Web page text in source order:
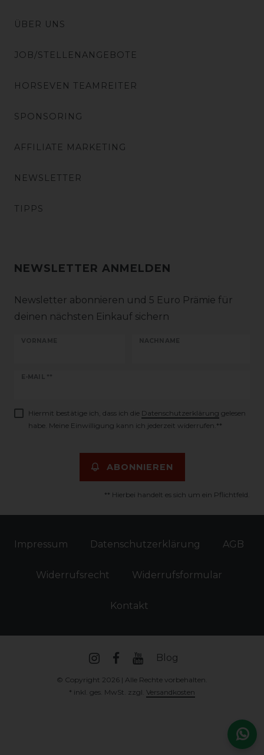
ÜBER UNS
JOB/STELLENANGEBOTE
HORSEVEN TEAMREITER
SPONSORING
AFFILIATE MARKETING
NEWSLETTER
TIPPS
NEWSLETTER ANMELDEN
Newsletter abonnieren und 5 Euro Prämie für
deinen nächsten Einkauf sichern
VORNAME NACHNAME
E-MAIL **
Newsletter
Hiermit bestätige ich, dass ich die Daten­schutz­erklärung gelesen
habe. Meine Einwilligung kann ich jederzeit widerrufen.**
ABONNIEREN
** Hierbei handelt es sich um ein Pflichtfeld.
Impressum Daten­schutz­erklärung AGB
Widerrufs­recht Widerrufs­formular
Kontakt
Blog
© Copyright 2026 | Alle Rechte vorbehalten.
* inkl. ges. MwSt. zzgl. Versandkosten